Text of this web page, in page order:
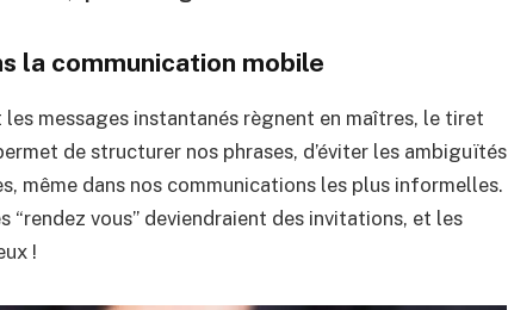
la communication mobile
les messages instantanés règnent en maîtres, le tiret
de structurer nos phrases, d’éviter les ambiguïtés
même dans nos communications les plus informelles.
“rendez vous” deviendraient des invitations, et les
!